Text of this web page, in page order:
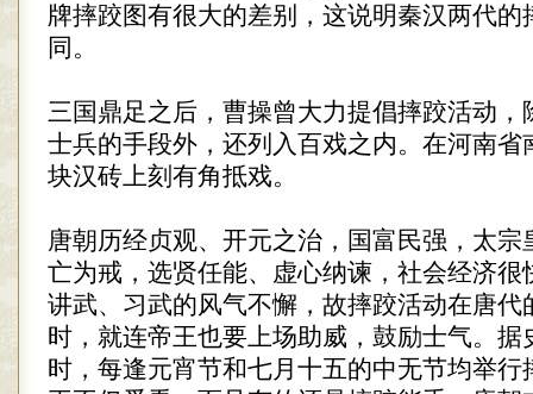
牌摔跤图有很大的差别，这说明秦汉两代的
同。
三国鼎足之后，曹操曾大力提倡摔跤活动，
士兵的手段外，还列入百戏之内。在河南省
块汉砖上刻有角抵戏。
唐朝历经贞观、开元之治，国富民强，太宗
亡为戒，选贤任能、虚心纳谏，社会经济很
讲武、习武的风气不懈，故摔跤活动在唐代
时，就连帝王也要上场助威，鼓励士气。据
时，每逢元宵节和七月十五的中无节均举行